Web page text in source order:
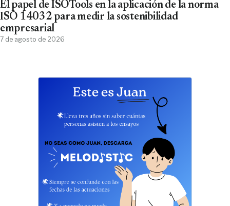
El papel de ISOTools en la aplicación de la norma
ISO 14032 para medir la sostenibilidad
empresarial
7 de agosto de 2026